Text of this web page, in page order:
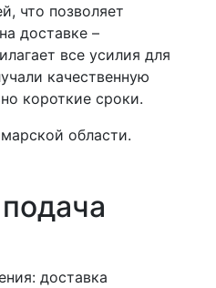
что позволяет
доставке –
все усилия для
качественную
короткие сроки.
области.
доставка